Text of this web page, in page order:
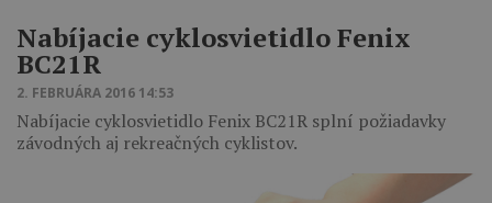
Nabíjacie cyklosvietidlo Fenix
BC21R
2. FEBRUÁRA 2016 14:53
Nabíjacie cyklosvietidlo Fenix BC21R splní požiadavky
závodných aj rekreačných cyklistov.